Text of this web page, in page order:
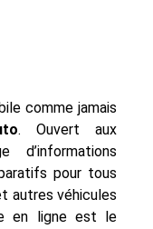
comme jamais
. Ouvert aux
d’informations
pour tous
autres véhicules
en ligne est le